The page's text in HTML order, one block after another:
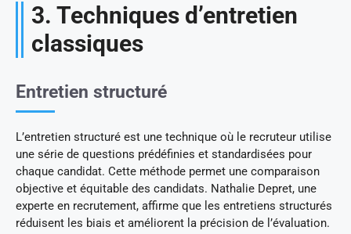
3. Techniques d’entretien
classiques
Entretien structuré
L’entretien structuré est une technique où le recruteur utilise
une série de questions prédéfinies et standardisées pour
chaque candidat. Cette méthode permet une comparaison
objective et équitable des candidats. Nathalie Depret, une
experte en recrutement, affirme que les entretiens structurés
réduisent les biais et améliorent la précision de l’évaluation.